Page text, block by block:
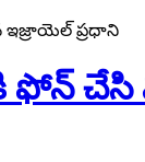
ఇజ్రాయెల్ ప్రధాని
ఫోన్